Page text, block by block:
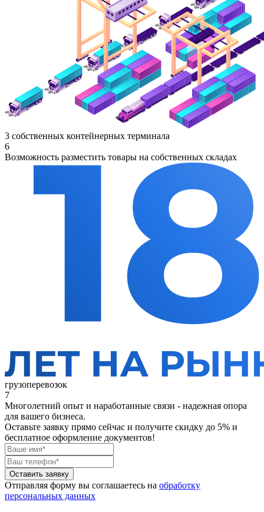
3 собственных контейнерных терминала
6
Возможность разместить товары на собственных складах
грузоперевозок
7
Многолетний опыт и наработанные связи - надежная опора
для вашего бизнеса.
Оставьте заявку прямо сейчас и получите скидку до 5% и
бесплатное оформление документов!
Оставить заявку
Отправляя форму вы соглашаетесь на обработку
персональных данных